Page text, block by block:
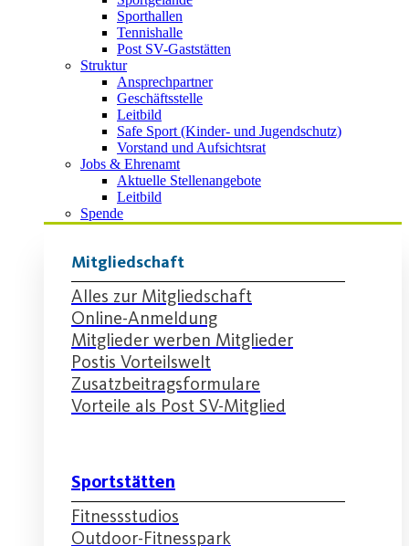
Sporthallen
Tennishalle
Post SV-Gaststätten
Struktur
Ansprechpartner
Geschäftsstelle
Leitbild
Safe Sport (Kinder- und Jugendschutz)
Vorstand und Aufsichtsrat
Jobs & Ehrenamt
Aktuelle Stellenangebote
Leitbild
Spende
Mitgliedschaft
Alles zur Mitgliedschaft
Online-Anmeldung
Mitglieder werben Mitglieder
Postis Vorteilswelt
Zusatzbeitragsformulare
Vorteile als Post SV-Mitglied
Sportstätten
Fitnessstudios
Outdoor-Fitnesspark